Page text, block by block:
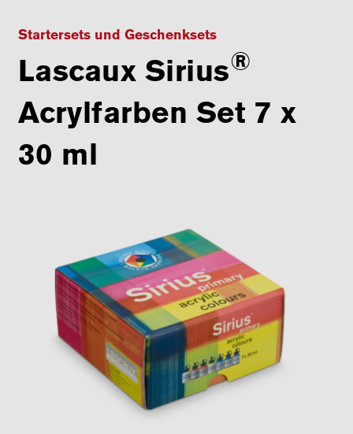
Startersets und Geschenksets
Lascaux Sirius®
Acrylfarben Set 7 x
30 ml